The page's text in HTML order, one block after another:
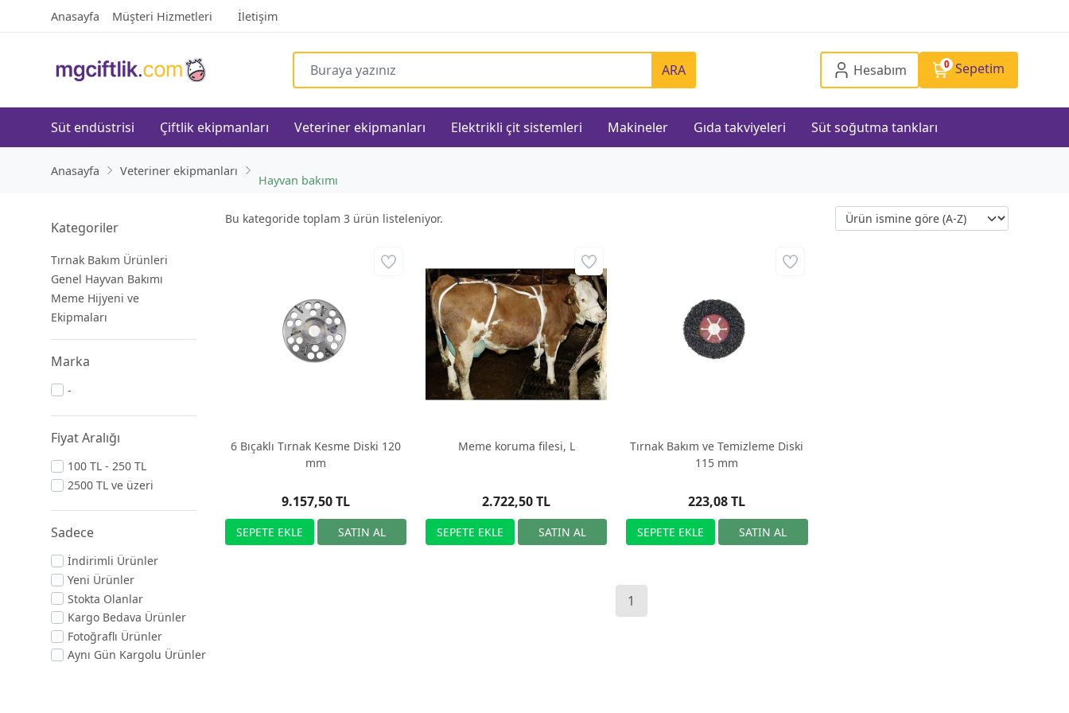
Anasayfa Müşteri Hizmetleri İletişim
ARA Hesabım 0 Sepetim
Süt endüstrisi Çiftlik ekipmanları Veteriner ekipmanları Elektrikli çit sistemleri Makineler Gıda takviyeleri Süt soğutma tankları
Anasayfa Veteriner ekipmanları
Hayvan bakımı
Kategoriler
Tırnak Bakım Ürünleri
Genel Hayvan Bakımı
Meme Hijyeni ve
Ekipmaları
Marka
-
Fiyat Aralığı
100 TL - 250 TL
2500 TL ve üzeri
Sadece
İndirimli Ürünler
Yeni Ürünler
Stokta Olanlar
Kargo Bedava Ürünler
Fotoğraflı Ürünler
Aynı Gün Kargolu Ürünler
Bu kategoride toplam 3 ürün listeleniyor.
6 Bıçaklı Tırnak Kesme Diski 120
mm
9.157,50 TL
Meme koruma filesi, L
2.722,50 TL
Tırnak Bakım ve Temizleme Diski
115 mm
223,08 TL
1